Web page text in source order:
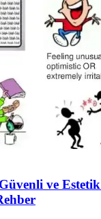
ve